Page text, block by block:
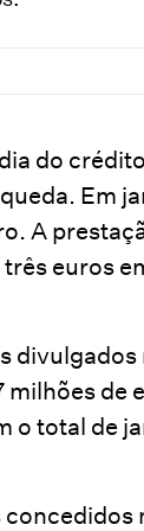
do
Em
A
euros
milhões de
o total de